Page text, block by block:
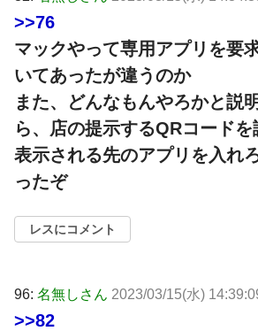
>>76
マックやって専用アプリを要
いてあったが違うのか
また、どんなもんやろかと説
ら、店の提示するQRコード
表示される先のアプリを入れ
ったぞ
レスにコメント
96: 名無しさん 2023/03/15(水)
>>82